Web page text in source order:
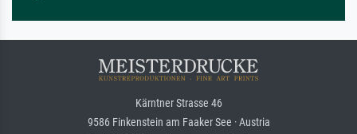
Kärntner Strasse 46
9586 Finkenstein am Faaker See · Austria